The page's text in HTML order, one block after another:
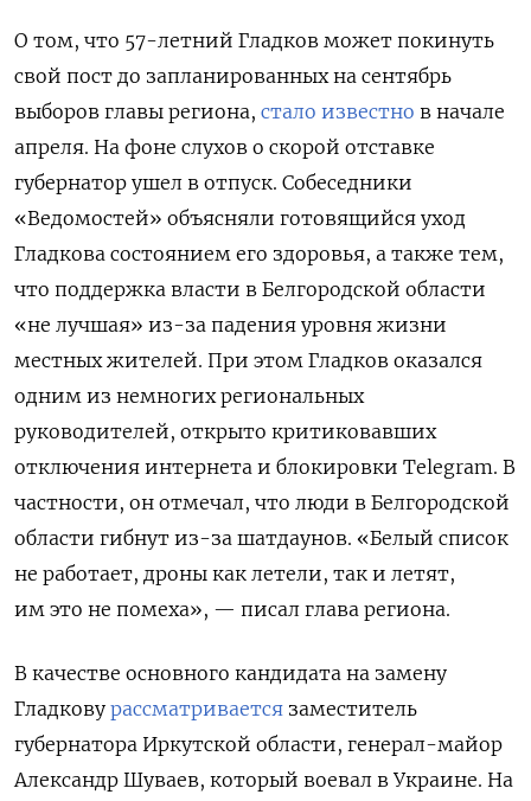
О том, что 57-летний Гладков может покинуть
свой пост до запланированных на сентябрь
выборов главы региона, стало известно в начале
апреля. На фоне слухов о скорой отставке
губернатор ушел в отпуск. Собеседники
«Ведомостей» объясняли готовящийся уход
Гладкова состоянием его здоровья, а также тем,
что поддержка власти в Белгородской области
«не лучшая» из-за падения уровня жизни
местных жителей. При этом Гладков оказался
одним из немногих региональных
руководителей, открыто критиковавших
отключения интернета и блокировки Telegram. В
частности, он отмечал, что люди в Белгородской
области гибнут из-за шатдаунов. «Белый список
не работает, дроны как летели, так и летят,
им это не помеха», — писал глава региона.
В качестве основного кандидата на замену
Гладкову рассматривается заместитель
губернатора Иркутской области, генерал-майор
Александр Шуваев, который воевал в Украине. На